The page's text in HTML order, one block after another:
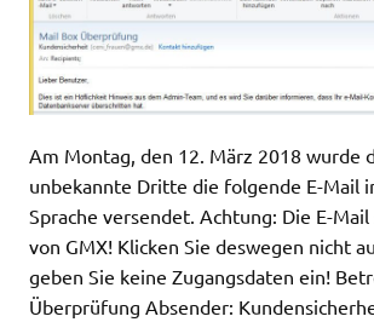
Am Montag, den 12. März 2018 wurde
unbekannte Dritte die folgende E-Mail
Sprache versendet. Achtung: Die E-
von GMX! Klicken Sie deswegen nicht
geben Sie keine Zugangsdaten ein!
Überprüfung Absender: